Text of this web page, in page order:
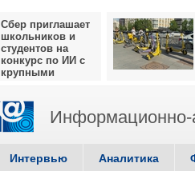
Сбер приглашает
школьников и
студентов на
конкурс по ИИ с
крупными
Информационно-
Интервью Аналитика